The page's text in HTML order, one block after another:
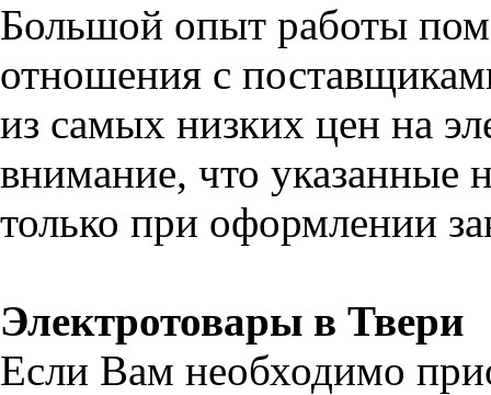
Большой опыт работы
отношения с
из самых низких цен на
внимание, что указанные
только при оформлении
Электротовары в Твери
Если Вам необходимо